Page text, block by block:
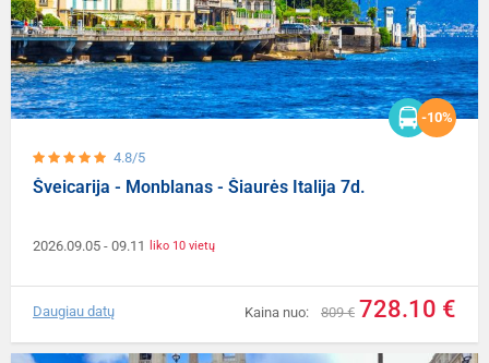
4.8/5
-10%
Šveicarija - Monblanas - Šiaurės Italija 7d.
2026.09.05 - 09.11 liko 10 vietų
Kaina nuo: 809 € 728.10 €
Daugiau datų